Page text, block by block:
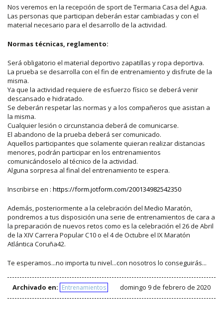
Nos veremos en la recepción de sport de Termaria Casa del Agua.
Las personas que participan deberán estar cambiadas y con el
material necesario para el desarrollo de la actividad.
Normas técnicas, reglamento:
Será obligatorio el material deportivo zapatillas y ropa deportiva.
La prueba se desarrolla con el fin de entrenamiento y disfrute de la
misma.
Ya que la actividad requiere de esfuerzo físico se deberá venir
descansado e hidratado.
Se deberán respetar las normas y a los compañeros que asistan a
la misma.
Cualquier lesión o circunstancia deberá de comunicarse.
El abandono de la prueba deberá ser comunicado.
Aquellos participantes que solamente quieran realizar distancias
menores, podrán participar en los entrenamientos
comunicándoselo al técnico de la actividad.
Alguna sorpresa al final del entrenamiento te espera.
Inscribirse en : https://form.jotform.com/200134982542350
Además, posteriormente a la celebración del Medio Maratón,
pondremos a tus disposición una serie de entrenamientos de cara a
la preparación de nuevos retos como es la celebración el 26 de Abril
de la XIV Carrera Popular C10 o el 4 de Octubre el IX Maratón
Atlántica Coruña42.
Te esperamos...no importa tu nivel...con nosotros lo conseguirás...
Archivado en: Entrenamientos domingo 9 de febrero de 2020